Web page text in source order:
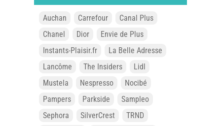
Auchan Carrefour
Canal Plus
Chanel
Dior
Envie de Plus
Instants-Plaisir.fr
La Belle Adresse
Lancôme
The Insiders
Lidl
Mustela
Nespresso
Nocibé
Pampers
Parkside
Sampleo
Sephora
SilverCrest
TRND